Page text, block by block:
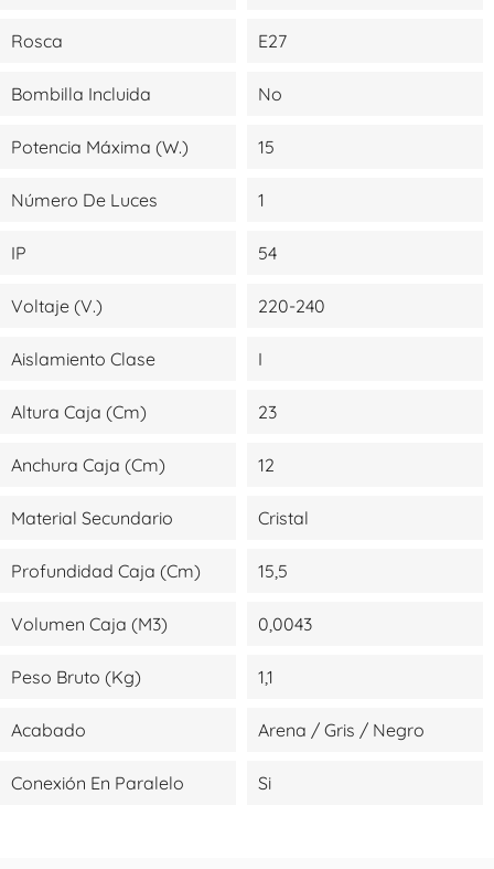
Rosca E27
Bombilla Incluida No
Potencia Máxima (W.) 15
Número De Luces 1
IP 54
Voltaje (V.) 220-240
Aislamiento Clase I
Altura Caja (cm) 23
Anchura Caja (cm) 12
Material Secundario Cristal
Profundidad Caja (cm) 15,5
Volumen Caja (m3) 0,0043
Peso Bruto (kg) 1,1
Acabado Arena / Gris / Negro
Conexión En Paralelo Si